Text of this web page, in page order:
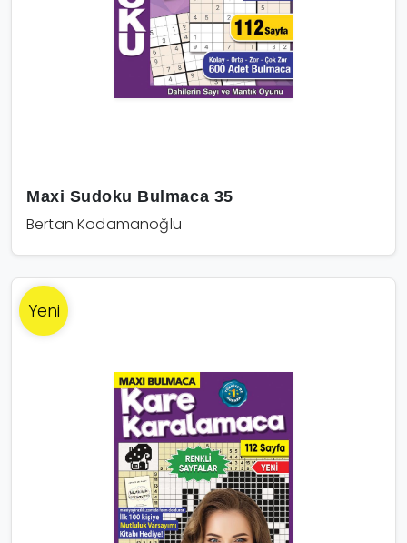
Maxi Sudoku Bulmaca 35
Bertan Kodamanoğlu
Yeni